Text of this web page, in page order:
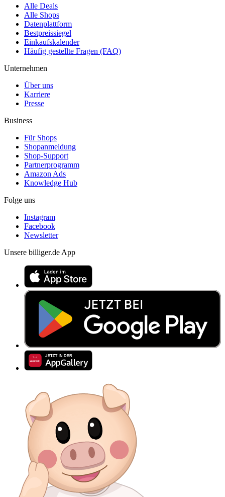
Alle Deals
Alle Shops
Datenplattform
Bestpreissiegel
Einkaufskalender
Häufig gestellte Fragen (FAQ)
Unternehmen
Über uns
Karriere
Presse
Business
Für Shops
Shopanmeldung
Shop-Support
Partnerprogramm
Amazon Ads
Knowledge Hub
Folge uns
Instagram
Facebook
Newsletter
Unsere billiger.de App